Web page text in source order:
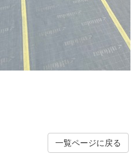
一覧ページに戻る